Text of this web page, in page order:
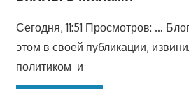
Сегодня, 11:51 Просмотров: …
этом в своей публикации,
политиком и